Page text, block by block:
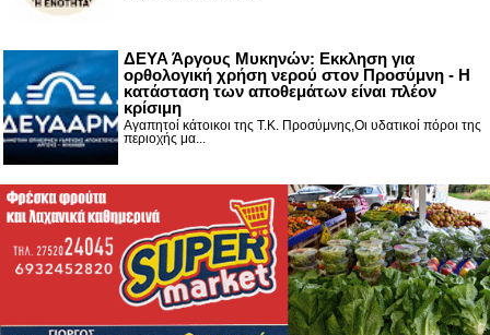
ΔΕΥΑ Άργους Μυκηνών: Εκκληση για
ορθολογική χρήση νερού στον Προσύμνη - Η
κατάσταση των αποθεμάτων είναι πλέον
κρίσιμη
Αγαπητοί κάτοικοι της Τ.Κ. Προσύμνης,Οι υδατικοί πόροι της
περιοχής μα...